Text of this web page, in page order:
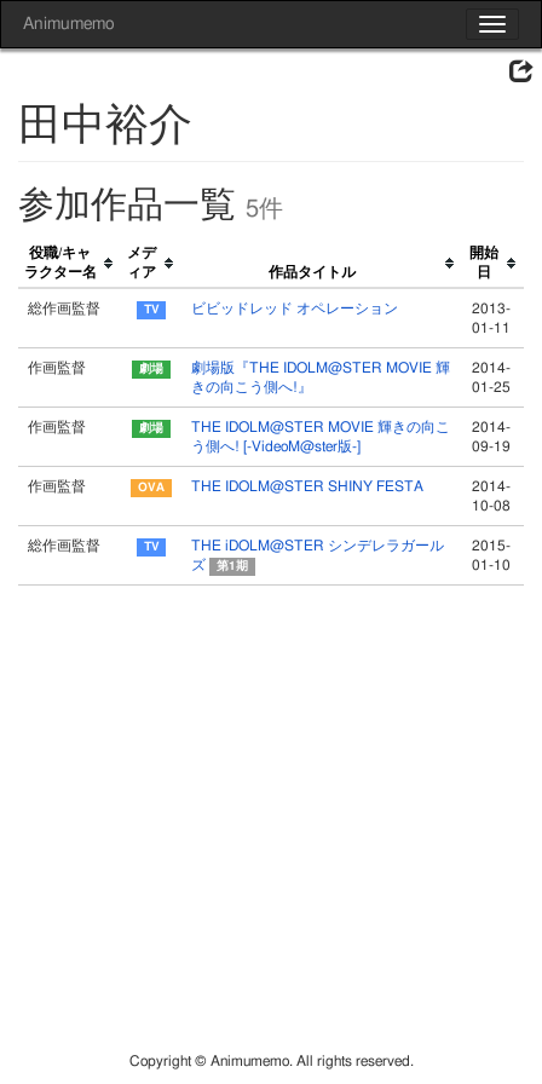
Toggle
Animumemo
田中裕介
参加作品一覧 5件
役職/キャ
ラクター名
メデ
ィア
作品タイトル
開始
日
総作画監督 ビビッドレッド オペレーション
2013-
01-11
作画監督
劇場版『THE IDOLM@STER MOVIE 輝
きの向こう側へ!』
2014-
01-25
作画監督
THE IDOLM@STER MOVIE 輝きの向こ
う側へ! [-VideoM@ster版-]
2014-
09-19
作画監督 THE IDOLM@STER SHINY FESTA
2014-
10-08
総作画監督
THE iDOLM@STER シンデレラガール
ズ
第1期
2015-
01-10
Copyright © Animumemo. All rights reserved.